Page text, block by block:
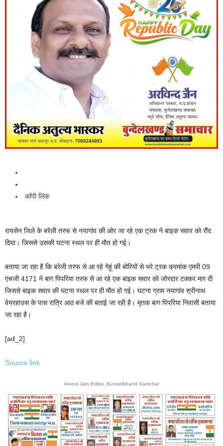
कॉपी लिंक
रायसेन जिले के बरेली तरफ से नयागांव की ओर जा रहे एक ट्रक ने बाइक सवार को रौंद
दिया। जिससे उसकी घटना स्थल पर ही मौत हो गई।
बताया जा रहा है कि बरेली तरफ से आ रहे गेहूं की बोरियों से भरे ट्रक क्रमांक एमपी 09
एचजी 4171 ने बाग पिपरिया तरफ से आ रहे एक बाइक सवार को जोरदार टक्कर मार दी
जिससे बाइक सवार की घटना स्थल पर ही मौत हो गई। घटना ग्राम नयागांव श्रीनाथ
वेयरहाउस के पास रात्रि आठ बजे की बताई जा रही है। मृतक बाग पिपरिया निवासी बताया
जा रहा है।
[ad_2]
Source link
Arvind Jain Editor, Bundelkhand Samchar